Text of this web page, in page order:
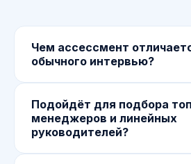
Чем ассессмент
обычного интервью?
Наш ассессмент проверяет
кандидат решает
система оценивает логику,
его рассуждений, плюс
Подойдёт для подбора
менеджеров и линейных
руководителей?